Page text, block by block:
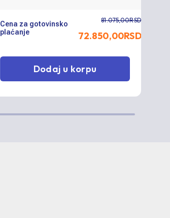
Cena za gotovinsko
plaćanje
81.075,00RSD
72.850,00RSD
Dodaj u korpu